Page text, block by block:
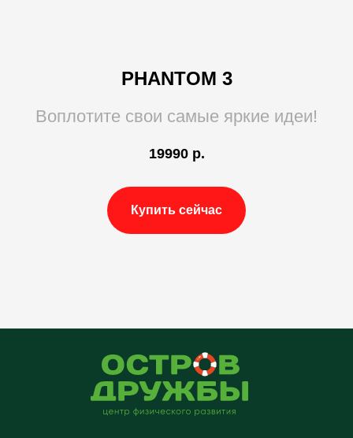
PHANTOM 3
Воплотите свои самые яркие идеи!
19990 р.
Купить сейчас